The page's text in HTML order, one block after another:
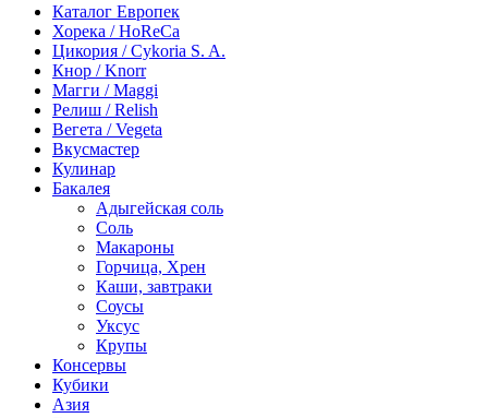
Каталог Европек
Хорека / HoReCa
Цикория / Cykoria S. A.
Кнор / Knorr
Магги / Maggi
Релиш / Relish
Вегета / Vegeta
Вкусмастер
Кулинар
Бакалея
Адыгейская соль
Соль
Макароны
Горчица, Хрен
Каши, завтраки
Соусы
Уксус
Крупы
Консервы
Кубики
Азия